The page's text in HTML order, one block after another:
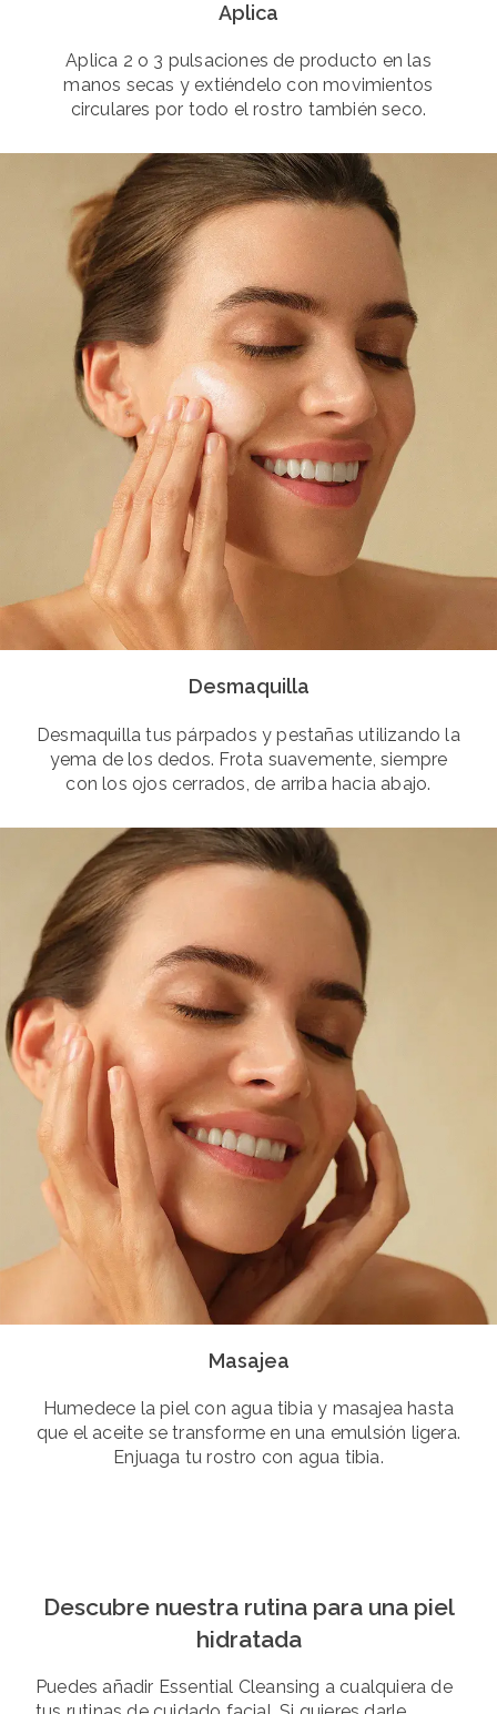
Aplica
Aplica 2 o 3 pulsaciones de producto en las
manos secas y extiéndelo con movimientos
circulares por todo el rostro también seco.
Desmaquilla
Desmaquilla tus párpados y pestañas utilizando la
yema de los dedos. Frota suavemente, siempre
con los ojos cerrados, de arriba hacia abajo.
Masajea
Humedece la piel con agua tibia y masajea hasta
que el aceite se transforme en una emulsión ligera.
Enjuaga tu rostro con agua tibia.
Descubre nuestra rutina para una piel
hidratada
Puedes añadir Essential Cleansing a cualquiera de